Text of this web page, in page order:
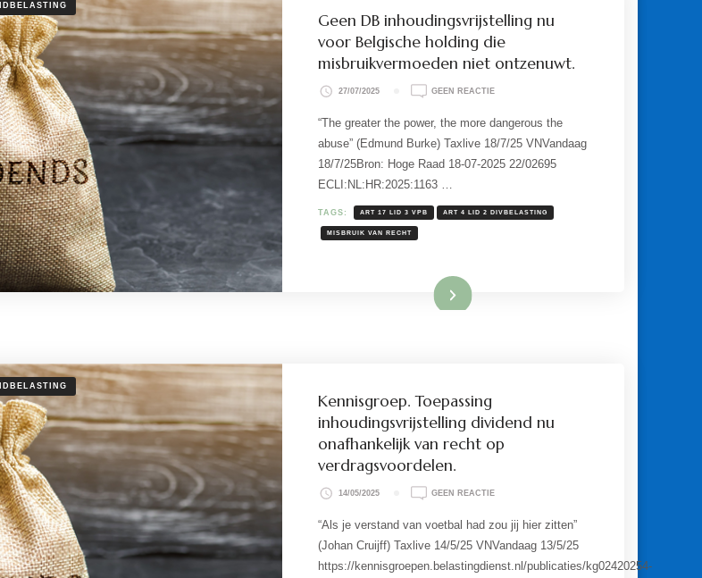
Geen DB inhoudingsvrijstelling nu
voor Belgische holding die
misbruikvermoeden niet ontzenuwt.
27/07/2025 GEEN REACTIEOP
DB
INHOUDINGSVRIJSTELLING
NU
BELGISCHE
MISBRUIKVERMOEDEN
“The greater the power, the more dangerous the
abuse” (Edmund Burke) Taxlive 18/7/25 VNVandaag
18/7/25Bron: Hoge Raad 18-07-2025 22/02695
ECLI:NL:HR:2025:1163 …
TAGS: ART 17 LID 3 VPB ART 4 LID 2 DIVBELASTING
MISBRUIK VAN RECHT
Lees meer
Kennisgroep. Toepassing
inhoudingsvrijstelling dividend nu
onafhankelijk van recht op
verdragsvoordelen.
14/05/2025 GEEN REACTIEOP
TOEPASSING
INHOUDINGSVRIJSTELLING
DIVIDEND
ONAFHANKELIJK
“Als je verstand van voetbal had zou jij hier zitten”
(Johan Cruijff) Taxlive 14/5/25 VNVandaag 13/5/25
https://kennisgroepen.belastingdienst.nl/publicaties/kg02420254-